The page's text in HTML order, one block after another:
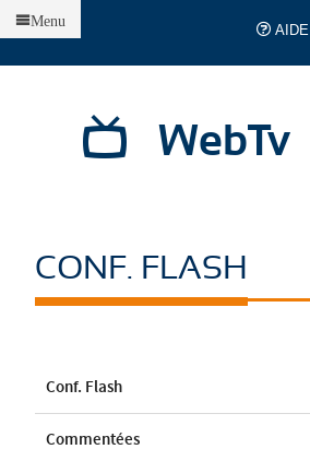
AIDE
WebTv
Menu
CONF. FLASH
Conf. Flash
Commentées